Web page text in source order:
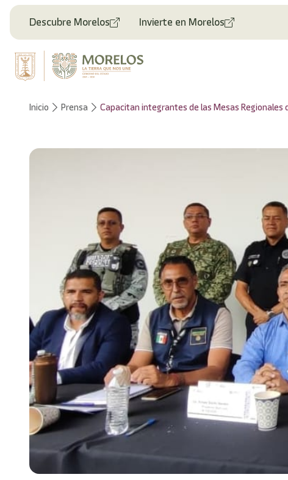
Descubre Morelos Invierte en Morelos
Inicio Prensa Capacitan integrantes de las Mesas